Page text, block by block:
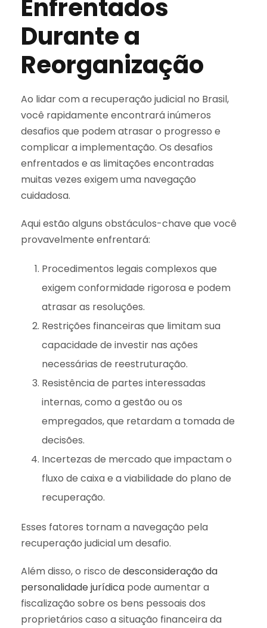
Enfrentados
Durante a
Reorganização
Ao lidar com a recuperação judicial no Brasil,
você rapidamente encontrará inúmeros
desafios que podem atrasar o progresso e
complicar a implementação. Os desafios
enfrentados e as limitações encontradas
muitas vezes exigem uma navegação
cuidadosa.
Aqui estão alguns obstáculos-chave que você
provavelmente enfrentará:
Procedimentos legais complexos que
exigem conformidade rigorosa e podem
atrasar as resoluções.
Restrições financeiras que limitam sua
capacidade de investir nas ações
necessárias de reestruturação.
Resistência de partes interessadas
internas, como a gestão ou os
empregados, que retardam a tomada de
decisões.
Incertezas de mercado que impactam o
fluxo de caixa e a viabilidade do plano de
recuperação.
Esses fatores tornam a navegação pela
recuperação judicial um desafio.
Além disso, o risco de desconsideração da
personalidade jurídica pode aumentar a
fiscalização sobre os bens pessoais dos
proprietários caso a situação financeira da